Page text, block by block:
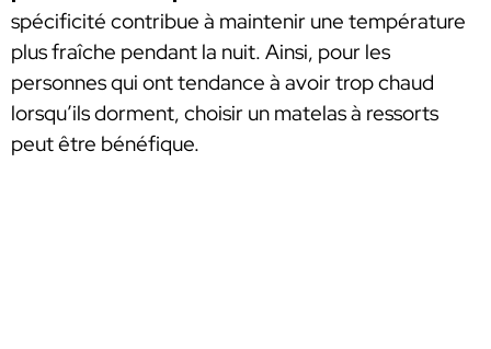
spécificité contribue à maintenir une température
plus fraîche pendant la nuit. Ainsi, pour les
personnes qui ont tendance à avoir trop chaud
lorsqu’ils dorment, choisir un matelas à ressorts
peut être bénéfique.